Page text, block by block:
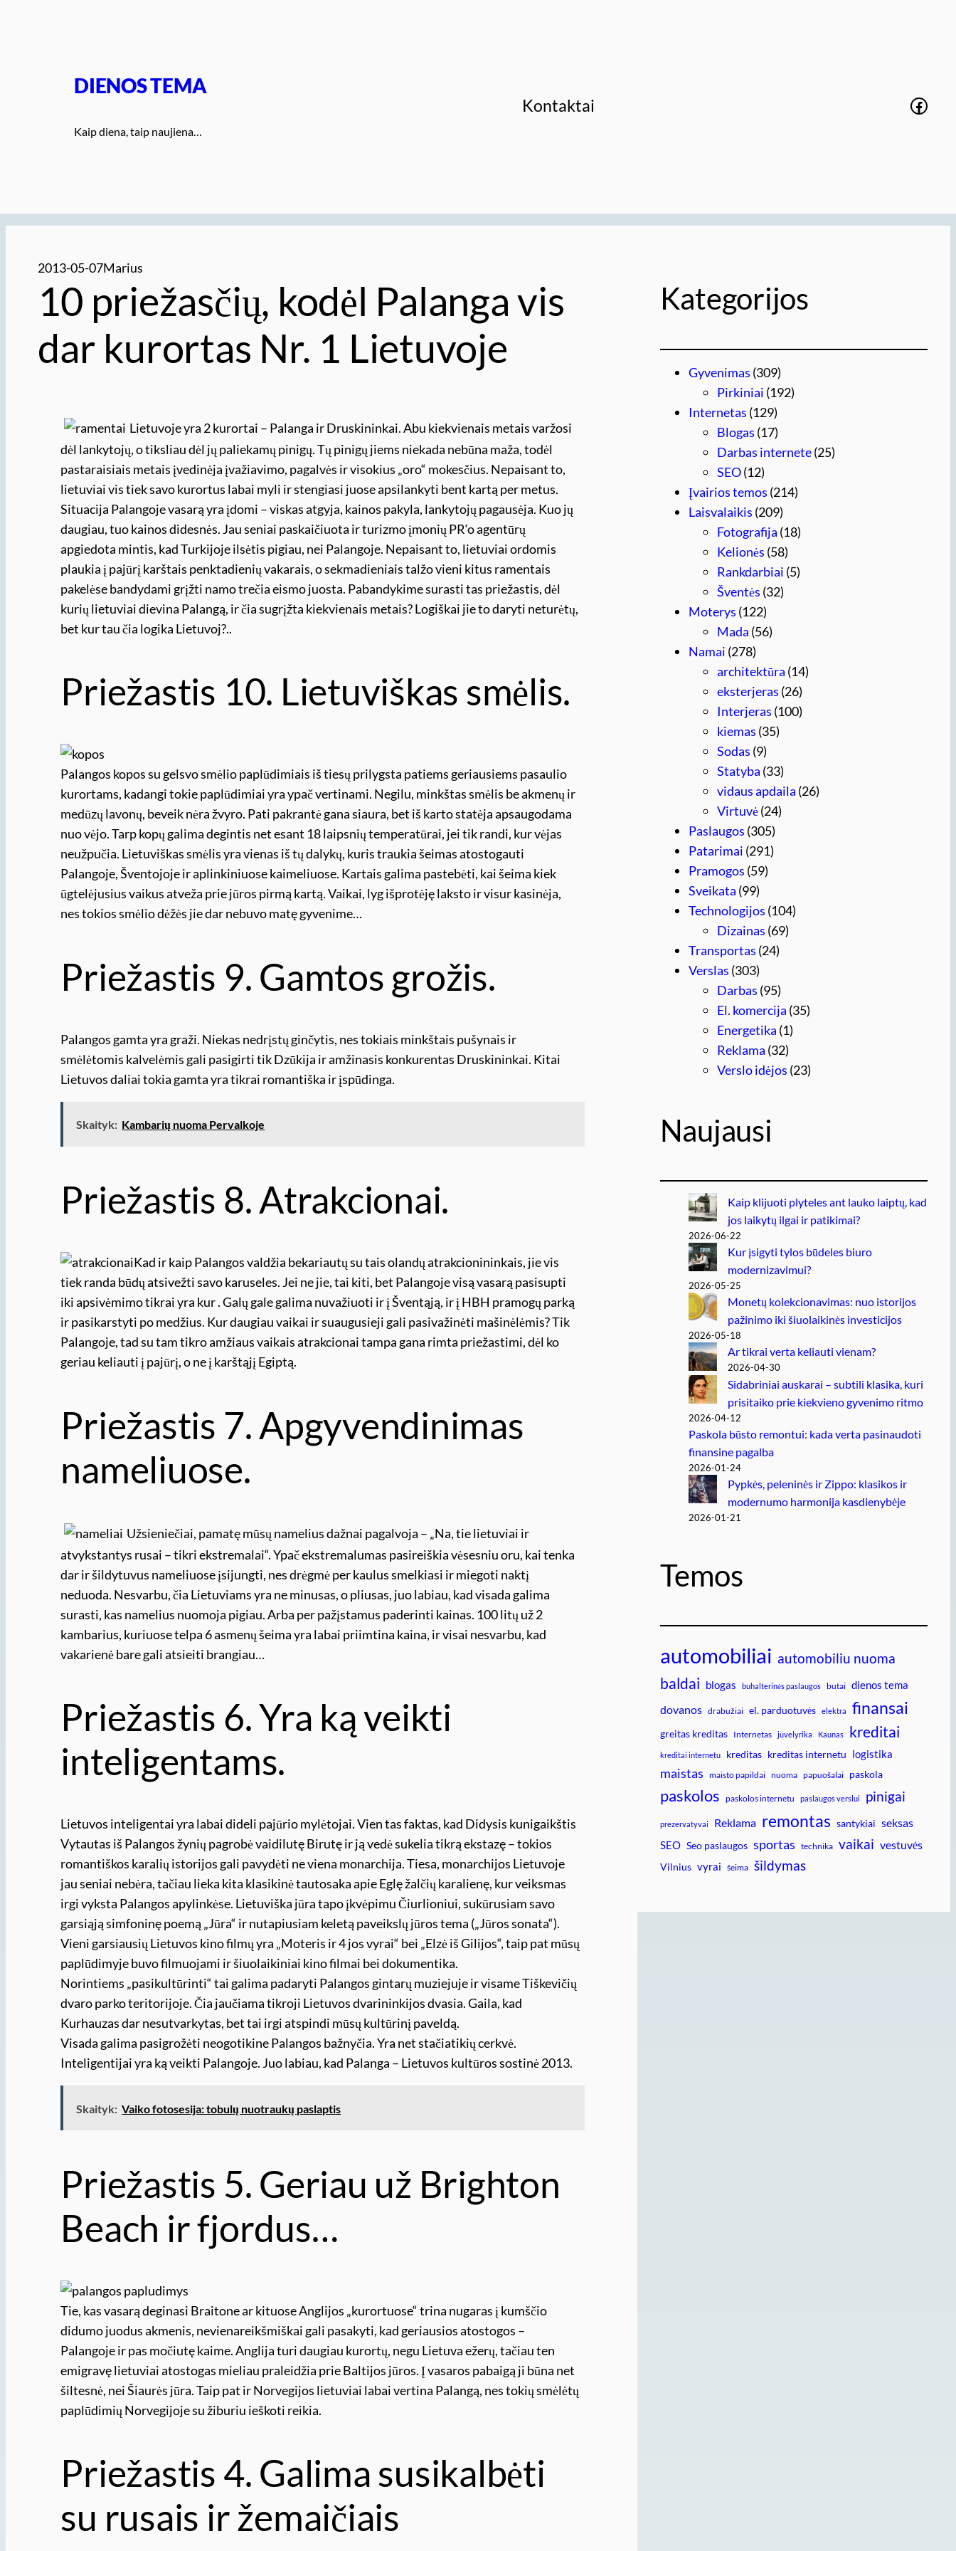
DIENOS TEMA
Kaip diena, taip naujiena…
Kontaktai
2013-05-07Marius
10 priežasčių, kodėl Palanga vis
dar kurortas Nr. 1 Lietuvoje
Lietuvoje yra 2 kurortai – Palanga ir Druskininkai. Abu kiekvienais metais varžosi
dėl lankytojų, o tiksliau dėl jų paliekamų pinigų. Tų pinigų jiems niekada nebūna maža, todėl
pastaraisiais metais įvedinėja įvažiavimo, pagalvės ir visokius „oro“ mokesčius. Nepaisant to,
lietuviai vis tiek savo kurortus labai myli ir stengiasi juose apsilankyti bent kartą per metus.
Situacija Palangoje vasarą yra įdomi – viskas atgyja, kainos pakyla, lankytojų pagausėja. Kuo jų
daugiau, tuo kainos didesnės. Jau seniai paskaičiuota ir turizmo įmonių PR‘o agentūrų
apgiedota mintis, kad Turkijoje ilsėtis pigiau, nei Palangoje. Nepaisant to, lietuviai ordomis
plaukia į pajūrį karštais penktadienių vakarais, o sekmadieniais talžo vieni kitus ramentais
pakelėse bandydami grįžti namo trečia eismo juosta. Pabandykime surasti tas priežastis, dėl
kurių lietuviai dievina Palangą, ir čia sugrįžta kiekvienais metais? Logiškai jie to daryti neturėtų,
bet kur tau čia logika Lietuvoj?..
Priežastis 10. Lietuviškas smėlis.
Palangos kopos su gelsvo smėlio paplūdimiais iš tiesų prilygsta patiems geriausiems pasaulio
kurortams, kadangi tokie paplūdimiai yra ypač vertinami. Negilu, minkštas smėlis be akmenų ir
medūzų lavonų, beveik nėra žvyro. Pati pakrantė gana siaura, bet iš karto statėja apsaugodama
nuo vėjo. Tarp kopų galima degintis net esant 18 laipsnių temperatūrai, jei tik randi, kur vėjas
neužpučia. Lietuviškas smėlis yra vienas iš tų dalykų, kuris traukia šeimas atostogauti
Palangoje, Šventojoje ir aplinkiniuose kaimeliuose. Kartais galima pastebėti, kai šeima kiek
ūgtelėjusius vaikus atveža prie jūros pirmą kartą. Vaikai, lyg išprotėję laksto ir visur kasinėja,
nes tokios smėlio dėžės jie dar nebuvo matę gyvenime…
Priežastis 9. Gamtos grožis.
Palangos gamta yra graži. Niekas nedrįstų ginčytis, nes tokiais minkštais pušynais ir
smėlėtomis kalvelėmis gali pasigirti tik Dzūkija ir amžinasis konkurentas Druskininkai. Kitai
Lietuvos daliai tokia gamta yra tikrai romantiška ir įspūdinga.
Skaityk: Kambarių nuoma Pervalkoje
Priežastis 8. Atrakcionai.
Kad ir kaip Palangos valdžia bekariautų su tais olandų atrakcionininkais, jie vis
tiek randa būdų atsivežti savo karuseles. Jei ne jie, tai kiti, bet Palangoje visą vasarą pasisupti
iki apsivėmimo tikrai yra kur . Galų gale galima nuvažiuoti ir į Šventąją, ir į HBH pramogų parką
ir pasikarstyti po medžius. Kur daugiau vaikai ir suaugusieji gali pasivažinėti mašinėlėmis? Tik
Palangoje, tad su tam tikro amžiaus vaikais atrakcionai tampa gana rimta priežastimi, dėl ko
geriau keliauti į pajūrį, o ne į karštąjį Egiptą.
Priežastis 7. Apgyvendinimas
nameliuose.
Užsieniečiai, pamatę mūsų namelius dažnai pagalvoja – „Na, tie lietuviai ir
atvykstantys rusai – tikri ekstremalai“. Ypač ekstremalumas pasireiškia vėsesniu oru, kai tenka
dar ir šildytuvus nameliuose įsijungti, nes drėgmė per kaulus smelkiasi ir miegoti naktį
neduoda. Nesvarbu, čia Lietuviams yra ne minusas, o pliusas, juo labiau, kad visada galima
surasti, kas namelius nuomoja pigiau. Arba per pažįstamus paderinti kainas. 100 litų už 2
kambarius, kuriuose telpa 6 asmenų šeima yra labai priimtina kaina, ir visai nesvarbu, kad
vakarienė bare gali atsieiti brangiau…
Priežastis 6. Yra ką veikti
inteligentams.
Lietuvos inteligentai yra labai dideli pajūrio mylėtojai. Vien tas faktas, kad Didysis kunigaikštis
Vytautas iš Palangos žynių pagrobė vaidilutę Birutę ir ją vedė sukelia tikrą ekstazę – tokios
romantiškos karalių istorijos gali pavydėti ne viena monarchija. Tiesa, monarchijos Lietuvoje
jau seniai nebėra, tačiau lieka kita klasikinė tautosaka apie Eglę žalčių karalienę, kur veiksmas
irgi vyksta Palangos apylinkėse. Lietuviška jūra tapo įkvėpimu Čiurlioniui, sukūrusiam savo
garsiąją simfoninę poemą „Jūra“ ir nutapiusiam keletą paveikslų jūros tema („Jūros sonata“).
Vieni garsiausių Lietuvos kino filmų yra „Moteris ir 4 jos vyrai“ bei „Elzė iš Gilijos“, taip pat mūsų
paplūdimyje buvo filmuojami ir šiuolaikiniai kino filmai bei dokumentika.
Norintiems „pasikultūrinti“ tai galima padaryti Palangos gintarų muziejuje ir visame Tiškevičių
dvaro parko teritorijoje. Čia jaučiama tikroji Lietuvos dvarininkijos dvasia. Gaila, kad
Kurhauzas dar nesutvarkytas, bet tai irgi atspindi mūsų kultūrinį paveldą.
Visada galima pasigrožėti neogotikine Palangos bažnyčia. Yra net stačiatikių cerkvė.
Inteligentijai yra ką veikti Palangoje. Juo labiau, kad Palanga – Lietuvos kultūros sostinė 2013.
Skaityk: Vaiko fotosesija: tobulų nuotraukų paslaptis
Priežastis 5. Geriau už Brighton
Beach ir fjordus…
Tie, kas vasarą deginasi Braitone ar kituose Anglijos „kurortuose“ trina nugaras į kumščio
didumo juodus akmenis, nevienareikšmiškai gali pasakyti, kad geriausios atostogos –
Palangoje ir pas močiutę kaime. Anglija turi daugiau kurortų, negu Lietuva ežerų, tačiau ten
emigravę lietuviai atostogas mieliau praleidžia prie Baltijos jūros. Į vasaros pabaigą ji būna net
šiltesnė, nei Šiaurės jūra. Taip pat ir Norvegijos lietuviai labai vertina Palangą, nes tokių smėlėtų
paplūdimių Norvegijoje su žiburiu ieškoti reikia.
Priežastis 4. Galima susikalbėti
su rusais ir žemaičiais
Kategorijos
Gyvenimas (309)
Pirkiniai (192)
Internetas (129)
Blogas (17)
Darbas internete(25)
SEO(12)
Įvairios temos (214)
Laisvalaikis (209)
Fotografija (18)
Kelionės (58)
Rankdarbiai (5)
Šventės (32)
Moterys (122)
Mada (56)
Namai (278)
architektūra (14)
eksterjeras (26)
Interjeras (100)
kiemas (35)
Sodas (9)
Statyba (33)
vidaus apdaila (26)
Virtuvė(24)
Paslaugos (305)
Patarimai (291)
Pramogos (59)
Sveikata (99)
Technologijos (104)
Dizainas (69)
Transportas (24)
Verslas (303)
Darbas (95)
El. komercija (35)
Energetika (1)
Reklama (32)
Verslo idėjos (23)
Naujausi
Kaip klijuoti plyteles ant lauko laiptų, kad
jos laikytų ilgai ir patikimai?
2026-06-22
Kur įsigyti tylos būdeles biuro
modernizavimui?
2026-05-25
Monetų kolekcionavimas: nuo istorijos
pažinimo iki šiuolaikinės investicijos
2026-05-18
Ar tikrai verta keliauti vienam?
2026-04-30
Sidabriniai auskarai – subtili klasika, kuri
prisitaiko prie kiekvieno gyvenimo ritmo
2026-04-12
Paskola būsto remontui: kada verta pasinaudoti
finansine pagalba
2026-01-24
Pypkės, peleninės ir Zippo: klasikos ir
modernumo harmonija kasdienybėje
2026-01-21
Temos
automobiliai automobiliu nuoma
baldai blogas buhalterinės paslaugos butai dienos tema
dovanos drabužiai el. parduotuvės elektra finansai
greitas kreditas Internetas juvelyrika Kaunas kreditai
kreditai internetu kreditas kreditas internetu logistika
maistas maisto papildai nuoma papuošalai paskola
paskolos paskolos internetu paslaugos verslui pinigai
prezervatyvai Reklama remontas santykiai seksas
SEO Seo paslaugos sportas technika vaikai vestuvės
Vilnius vyrai šeima šildymas